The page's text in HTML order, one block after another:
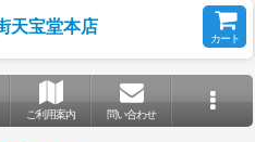
天宝堂本店
カート
ご利用案内 問い合わせ